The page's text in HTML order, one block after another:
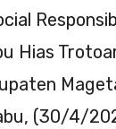
Hias
(30/4/